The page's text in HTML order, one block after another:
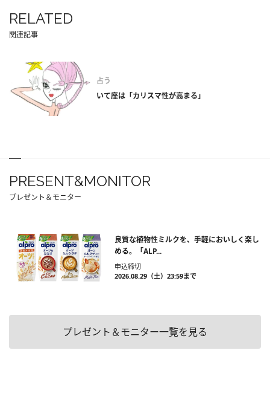
RELATED
関連記事
占う
いて座は「カリスマ性が高まる」
PRESENT&MONITOR
プレゼント＆モニター
良質な植物性ミルクを、手軽においしく楽し
める。「ALP...
申込締切
2026.08.29（土）23:59まで
プレゼント＆モニター一覧を見る